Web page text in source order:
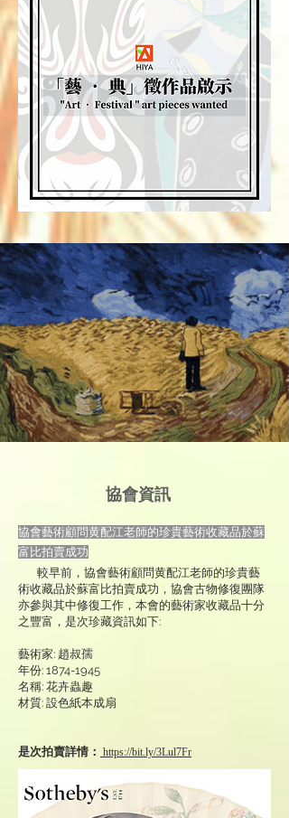
協會資訊
協會藝術顧問黄配江老師的珍貴藝術收藏品於蘇
富比拍賣成功
較早前，協會藝術顧問黄配江老師的珍貴藝
術收藏品於蘇富比拍賣成功，協會古物修復團隊
亦參與其中修復工作，本會的藝術家收藏品十分
之豐富，是次珍藏資訊如下:
藝術家: 趙叔孺
年份: 1874-1945
名稱: 花卉蟲趣
材質: 設色紙本成扇
是次拍賣詳情： https://bit.ly/3Lul7Fr